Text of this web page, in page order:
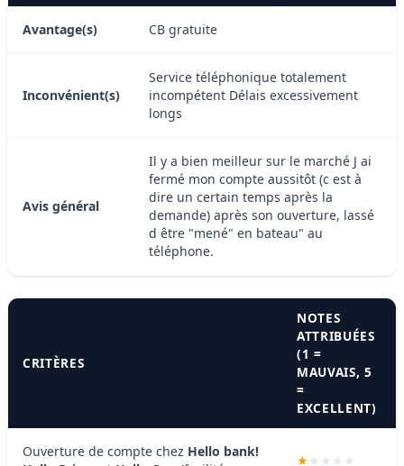
Avantage(s) CB gratuite
Inconvénient(s)
Service téléphonique totalement
incompétent Délais excessivement
longs
Avis général
Il y a bien meilleur sur le marché J ai
fermé mon compte aussitôt (c est à
dire un certain temps après la
demande) après son ouverture, lassé
d être "mené" en bateau" au
téléphone.
CRITÈRES
NOTES
ATTRIBUÉES
(1 =
MAUVAIS, 5
=
EXCELLENT)
Ouverture de compte chez Hello bank!